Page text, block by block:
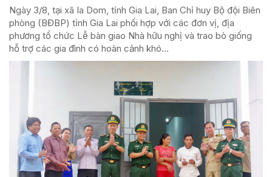
Ngày 3/8, tại xã Ia Dom, tỉnh Gia Lai, Ban Chỉ huy Bộ đội Biên
phòng (BĐBP) tỉnh Gia Lai phối hợp với các đơn vị, địa
phương tổ chức Lễ bàn giao Nhà hữu nghị và trao bò giống
hỗ trợ các gia đình có hoàn cảnh khó...